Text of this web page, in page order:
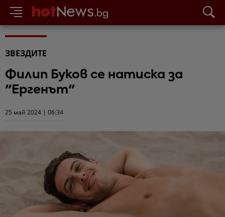
ЗВЕЗДИТЕ
Филип Буков се натиска за
"Ергенът"
25 май 2024 | 06:34